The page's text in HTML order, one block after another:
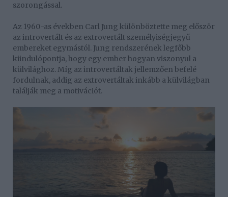
szorongással.
Az 1960-as években Carl Jung különböztette meg először
az introvertált és az extrovertált személyiségjegyű
embereket egymástól. Jung rendszerének legfőbb
kiindulópontja, hogy egy ember hogyan viszonyul a
külvilághoz. Míg az introvertáltak jellemzően befelé
fordulnak, addig az extrovertáltak inkább a külvilágban
találják meg a motivációt.